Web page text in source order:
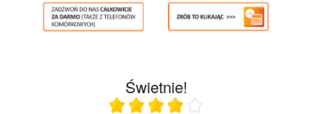
Świetnie!
Ocena średnia 4 na 5